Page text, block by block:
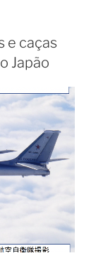
e caças
Japão